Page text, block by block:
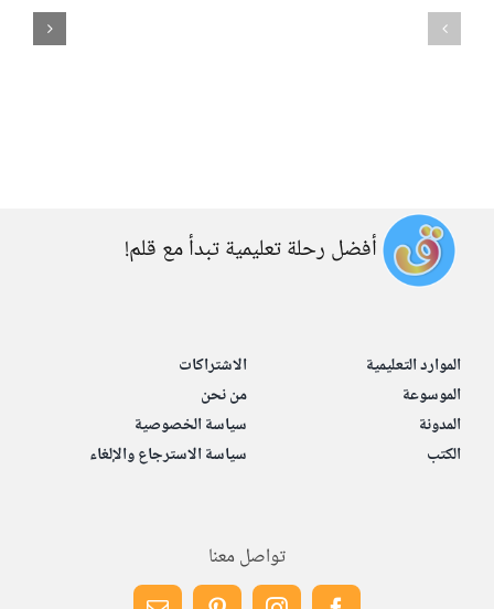
أفضل رحلة تعليمية تبدأ مع قلم!
الموارد التعليمية
الموسوعة
المدونة
الكتب
الاشتراكات
من نحن
سياسة الخصوصية
سياسة الاسترجاع والإلغاء
تواصل معنا